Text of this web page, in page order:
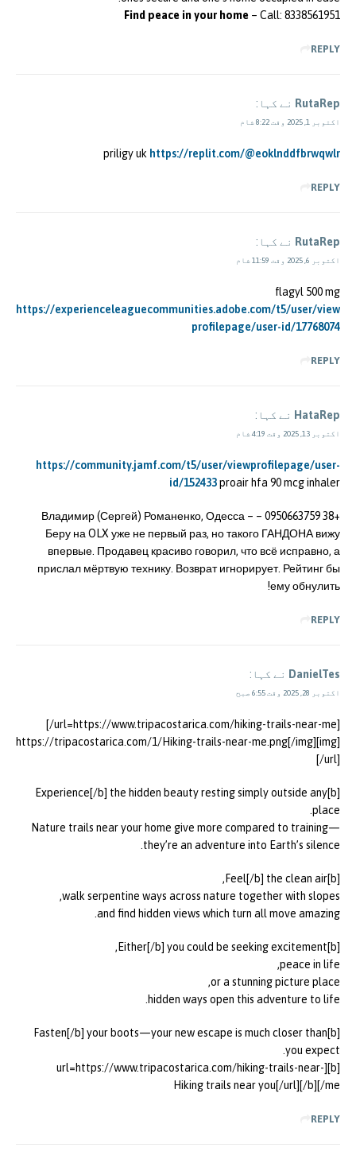
Find peace in your home – Call: 8338561951
REPLY
RutaRep نے کہا:
اکتوبر 1, 2025 وقت 8:22 شام
priligy uk https://replit.com/@eoklnddfbrwqwlr
REPLY
RutaRep نے کہا:
اکتوبر 6, 2025 وقت 11:59 شام
flagyl 500 mg
https://experienceleaguecommunities.adobe.com/t5/user/view
profilepage/user-id/17768074
REPLY
HataRep نے کہا:
اکتوبر 13, 2025 وقت 4:19 شام
https://community.jamf.com/t5/user/viewprofilepage/user-
id/152433proair hfa 90 mcg inhaler
+38 0950663759 – Владимир (Сергей) Романенко, Одесса –
Беру на OLX уже не первый раз, но такого ГАНДОНА вижу
впервые. Продавец красиво говорил, что всё исправно, а
прислал мёртвую технику. Возврат игнорирует. Рейтинг бы
ему обнулить!
REPLY
DanielTes نے کہا:
اکتوبر 28, 2025 وقت 6:55 صبح
[url=https://www.tripacostarica.com/hiking-trails-near-me/]
[img]https://tripacostarica.com/1/Hiking-trails-near-me.png[/img]
[/url]
[b]Experience[/b] the hidden beauty resting simply outside any
place.
Nature trails near your home give more compared to training—
they’re an adventure into Earth’s silence.
[b]Feel[/b] the clean air,
walk serpentine ways across nature together with slopes,
and find hidden views which turn all move amazing.
[b]Either[/b] you could be seeking excitement,
peace in life,
or a stunning picture place,
hidden ways open this adventure to life.
[b]Fasten[/b] your boots—your new escape is much closer than
you expect.
[b][url=https://www.tripacostarica.com/hiking-trails-near-
me/]Hiking trails near you[/url][/b]
REPLY